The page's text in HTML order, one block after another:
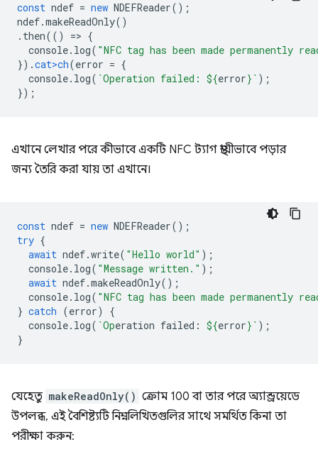
const ndef = new NDEFReader();
ndef.makeReadOnly()
. then(() => {
console. log( "NFC tag has been made permanently
}).cat>ch(error = {
console. log( `Operation failed: ${error} ` );
});
এখানে লেখার পরে কীভাবে একটি NFC ট্যাগ স্থায়ীভাবে পড়ার
জন্য তৈরি করা যায় তা এখানে।
const ndef = new NDEFReader();
try {
await ndef.write( "Hello world" );
console. log( "Message written." );
await ndef.makeReadOnly();
console. log( "NFC tag has been made
} catch (error)
{
console. log( `Operation failed: ${error} ` );
}
যেহেতু makeReadOnly() ক্রোম 100 বা তার পরে অ্যান্ড্রয়েডে
উপলব্ধ, এই বৈশিষ্ট্যটি নিম্নলিখিতগুলির সাথে সমর্থিত কিনা তা
পরীক্ষা করুন: